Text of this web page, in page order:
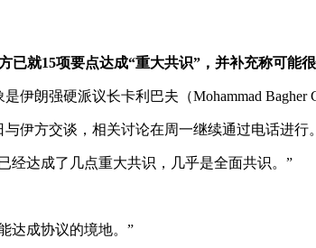
就15项要点达成“重大共识”，并补充称可能
朗强硬派议长卡利巴夫（Mohammad Bagher
伊方交谈，相关讨论在周一继续通过电话进行。
经达成了几点重大共识，几乎是全面共识。”
达成协议的境地。”